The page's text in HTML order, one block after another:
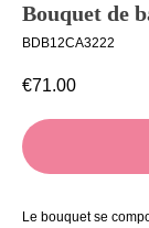
Bouquet de
BDB12CA3222
€71.00
Le bouquet se